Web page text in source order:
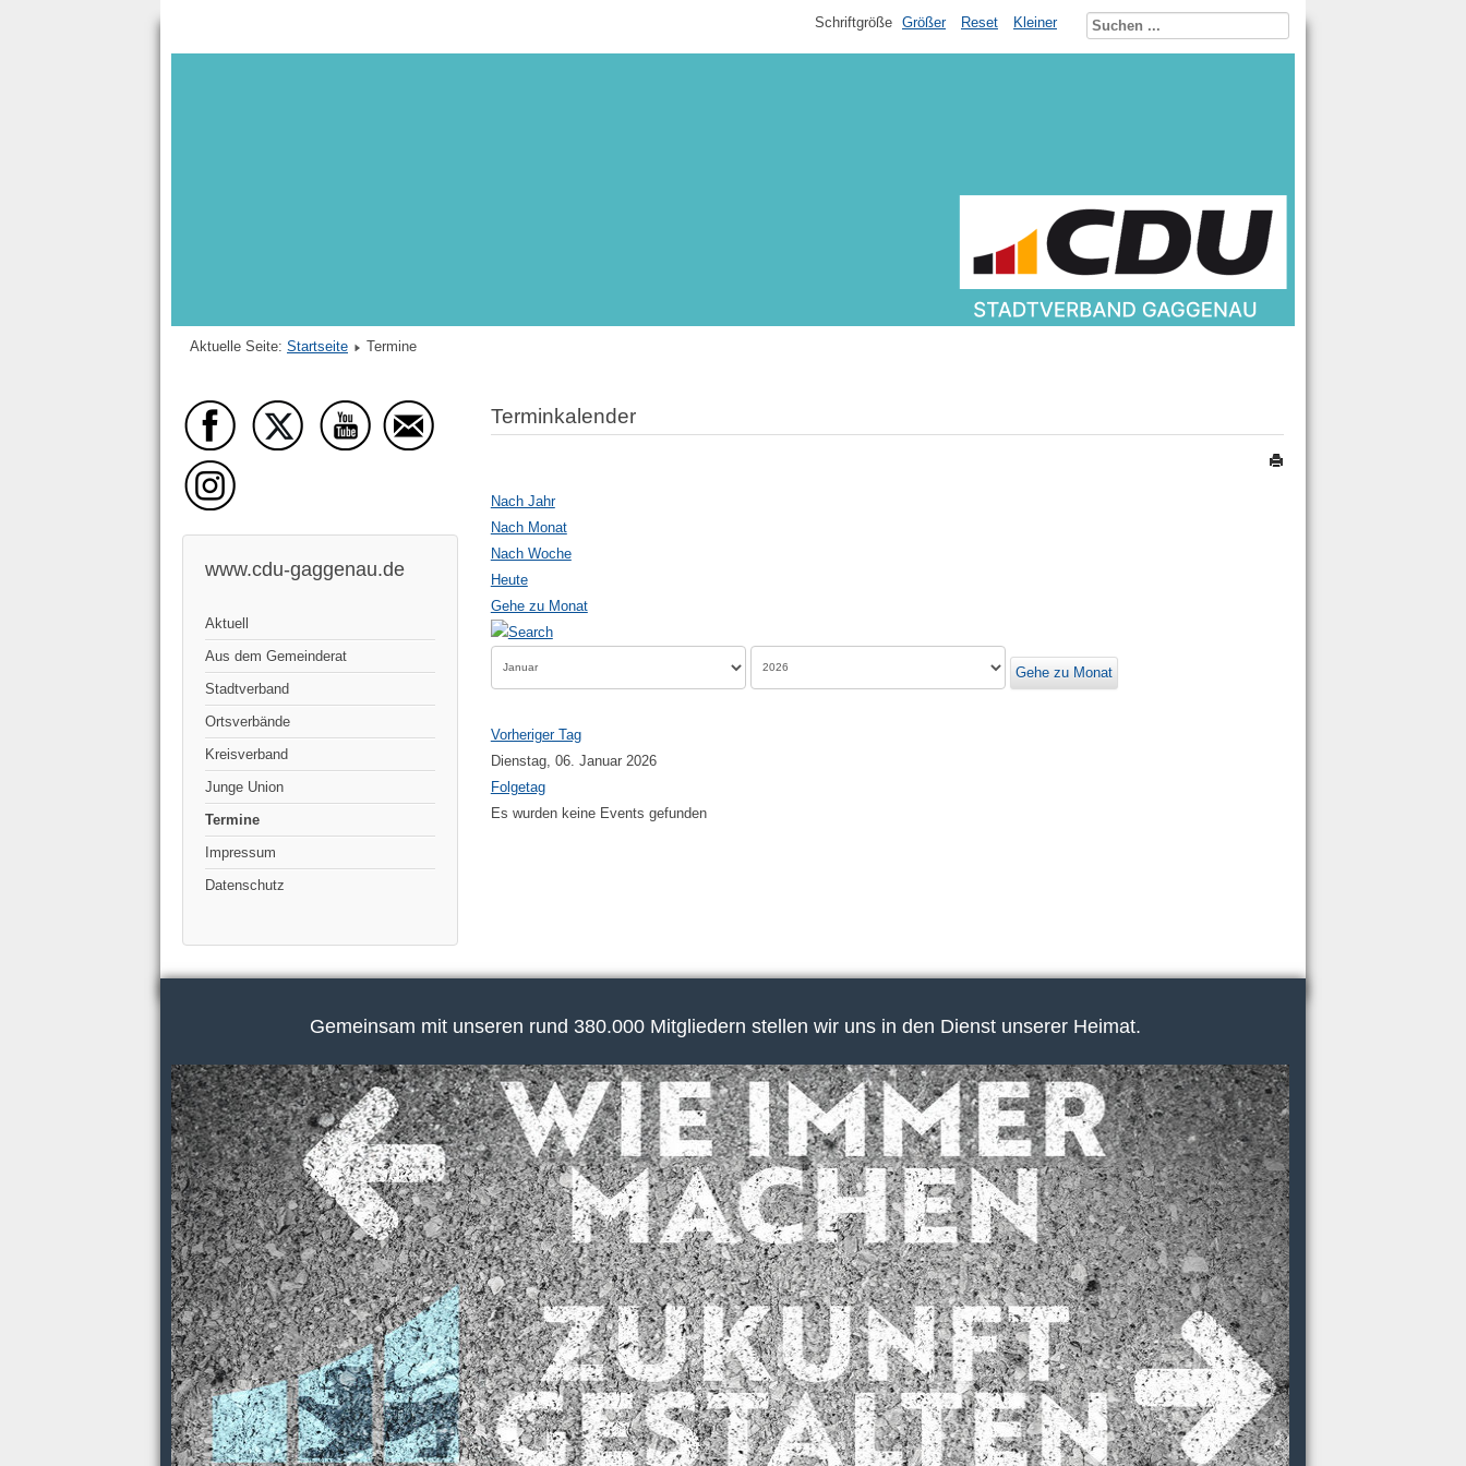
Schriftgröße Größer Reset Kleiner
Aktuelle Seite: Startseite Termine
www.cdu-gaggenau.de
Aktuell
Aus dem Gemeinderat
Stadtverband
Ortsverbände
Kreisverband
Junge Union
Termine
Impressum
Datenschutz
Terminkalender
Nach Jahr
Nach Monat
Nach Woche
Heute
Gehe zu Monat
Gehe zu Monat
Vorheriger Tag
Dienstag, 06. Januar 2026
Folgetag
Es wurden keine Events gefunden
Gemeinsam mit unseren rund 380.000 Mitgliedern stellen wir uns in den Dienst unserer Heimat.